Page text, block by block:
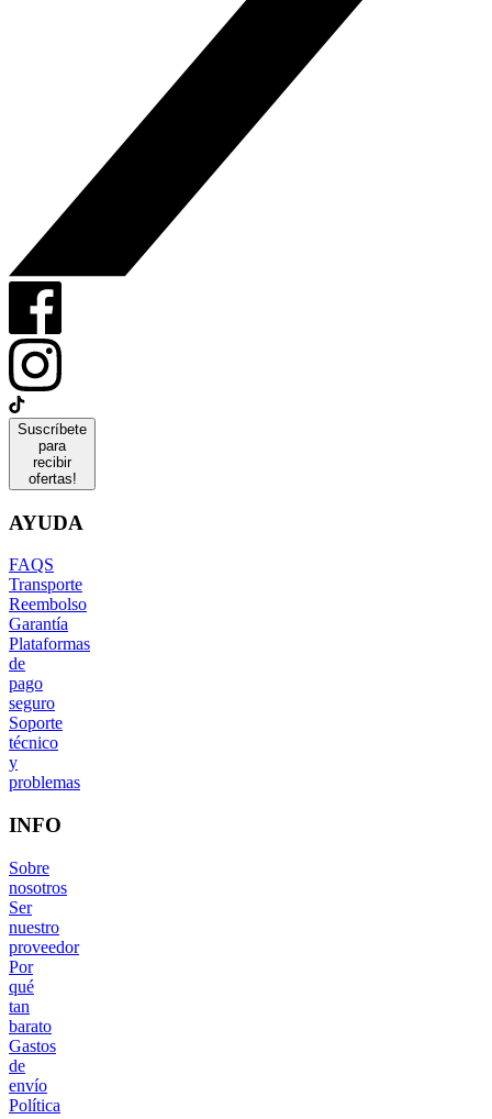
Suscríbete
para
recibir
ofertas!
AYUDA
FAQS
Transporte
Reembolso
Garantía
Plataformas
de
pago
seguro
Soporte
técnico
y
problemas
INFO
Sobre
nosotros
Ser
nuestro
proveedor
Por
qué
tan
barato
Gastos
de
envío
Política